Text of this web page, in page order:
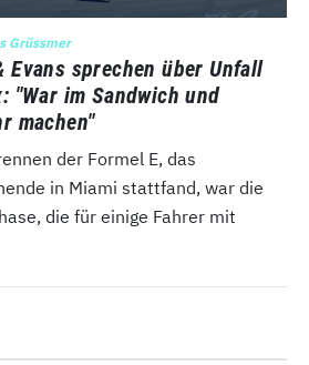
Grüssmer
Evans sprechen über Unfall
"War im Sandwich und
machen"
der Formel E, das
in Miami stattfand, war die
die für einige Fahrer mit